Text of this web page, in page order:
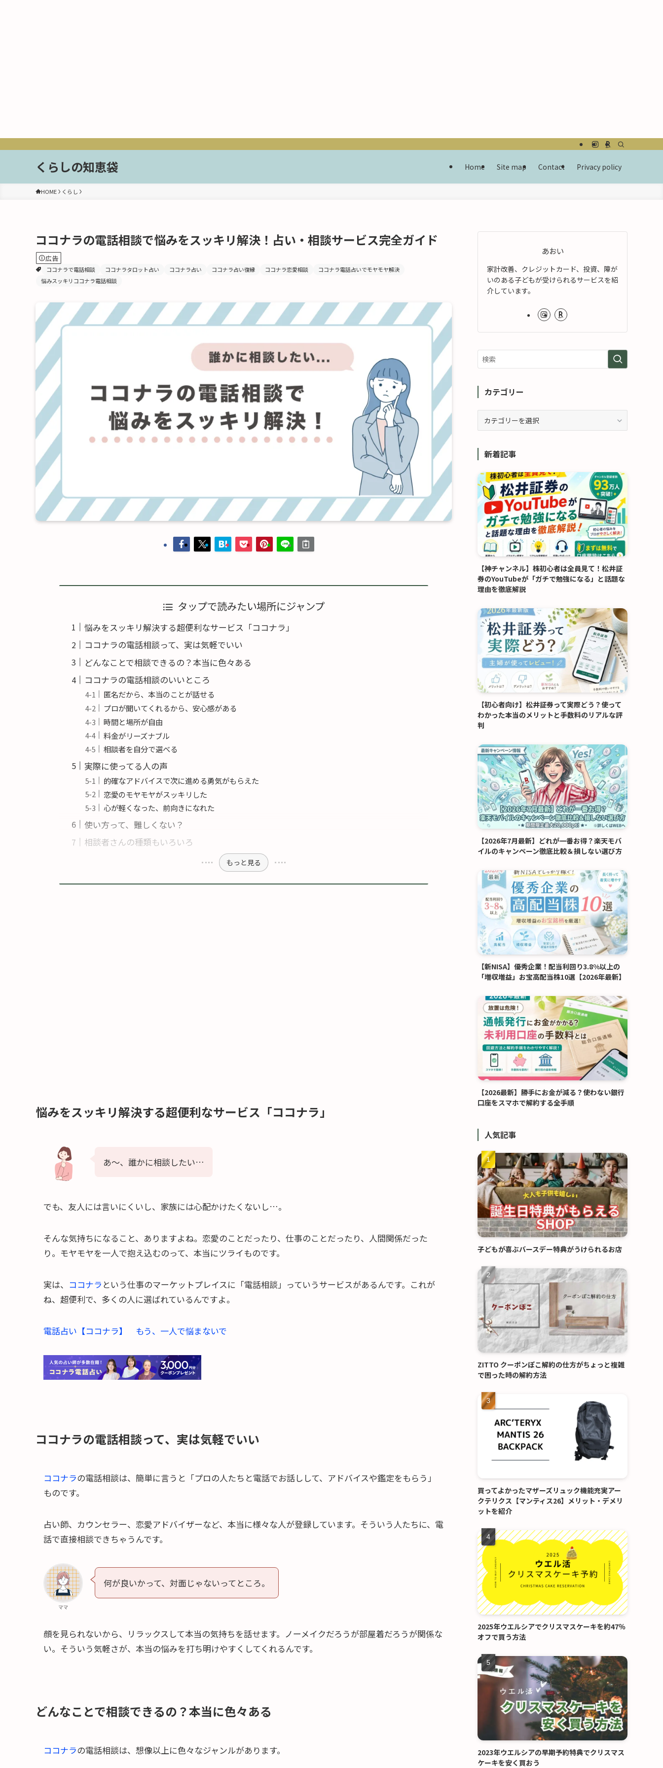
くらしの知恵袋 Home Site map Contact Privacy policy
HOME くらし
ココナラの電話相談で悩みをスッキリ解決！占い・相談サービス完全ガイド
広告
ココナラで電話相談 ココナラタロット占い ココナラ占い ココナラ占い復縁 ココナラ恋愛相談
ココナラ電話占いでモヤモヤ解決
悩みスッキリココナラ電話相談
タップで読みたい場所にジャンプ
悩みをスッキリ解決する超便利なサービス「ココナラ」
ココナラの電話相談って、実は気軽でいい
どんなことで相談できるの？本当に色々ある
ココナラの電話相談のいいところ
匿名だから、本当のことが話せる
プロが聞いてくれるから、安心感がある
時間と場所が自由
料金がリーズナブル
相談者を自分で選べる
実際に使ってる人の声
的確なアドバイスで次に進める勇気がもらえた
恋愛のモヤモヤがスッキリした
心が軽くなった、前向きになれた
使い方って、難しくない？
相談者さんの種類もいろいろ
もっと見る
悩みをスッキリ解決する超便利なサービス「ココナラ」
あ〜、誰かに相談したい…
でも、友人には言いにくいし、家族には心配かけたくないし…。
そんな気持ちになること、ありますよね。恋愛のことだったり、仕事のことだったり、人間関係だった
り。モヤモヤを一人で抱え込むのって、本当にツライものです。
実は、 ココナラ という仕事のマーケットプレイスに「電話相談」っていうサービスがあるんです。これが
ね、超便利で、多くの人に選ばれているんですよ。
電話占い【ココナラ】 もう、一人で悩まないで
ココナラの電話相談って、実は気軽でいい
ココナラの電話相談は、簡単に言うと「プロの人たちと電話でお話しして、アドバイスや鑑定をもらう」
ものです。
占い師、カウンセラー、恋愛アドバイザーなど、本当に様々な人が登録しています。そういう人たちに、電
話で直接相談できちゃうんです。
ママ
何が良いかって、対面じゃないってところ。
顔を見られないから、リラックスして本当の気持ちを話せます。ノーメイクだろうが部屋着だろうが関係な
い。そういう気軽さが、本当の悩みを打ち明けやすくしてくれるんです。
どんなことで相談できるの？本当に色々ある
ココナラの電話相談は、想像以上に色々なジャンルがあります。
あおい
家計改善、クレジットカード、投資、障が
いのある子どもが受けられるサービスを紹
介しています。
カテゴリー
リ
ー 新着記事
【神チャンネル】株初心者は全員見て！松井証
券のYouTubeが「ガチで勉強になる」と話題な
理由を徹底解説
【初心者向け】松井証券って実際どう？使って
わかった本当のメリットと手数料のリアルな評
判
【2026年7月最新】どれが一番お得？楽天モバ
イルのキャンペーン徹底比較＆損しない選び方
【新NISA】優秀企業！配当利回り3.8%以上の
「増収増益」お宝高配当株10選【2026年最新】
【2026最新】勝手にお金が減る？使わない銀行
口座をスマホで解約する全手順
人気記事
子どもが喜ぶバースデー特典がうけられるお店
ZITTO クーポンぽこ解約の仕方がちょっと複雑
で困った時の解約方法
買ってよかったマザーズリュック機能充実アー
クテリクス【マンティス26】メリット・デメリ
ットを紹介
2025年ウエルシアでクリスマスケーキを約47％
オフで買う方法
2023年ウエルシアの早期予約特典でクリスマス
ケーキを安く買おう